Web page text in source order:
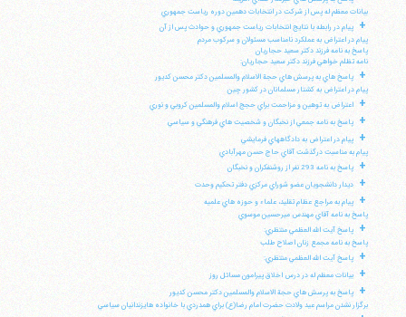
بيانات معظم له پس از شركت در انتخابات دهمين دوره رياست جمهوري
+
پيام در رابطه با نتايج انتخابات رياست جمهوري و حوادث پس از آن
پيام در اعتراض به عملكرد نامناسب مسئولان و سركوب مردم
پاسخ به نامه فرزند دكتر سعيد حجاريان
نامه تظلم خواهي فرزند دكتر سعيد حجاريان:
+
پاسخ هاي به پرسش هاي حجة الاسلام والمسلمين دكتر محسن كديور
پيام در اعتراض به كشتار مسلمانان در كشور چين
+ اعتراض به توهين و مزاحمت براي حجج اسلام والمسلمين كروبي و نوري
+ پاسخ به نامه جمعي از نخبگان و شخصيت هاي فرهنگي و سياسي
+
پيام در اعتراض به دادگاههاي فرمايشي
پيام به مناسبت درگذشت آقاي حاج حسن مهرآبادي
+ پاسخ به نامه 293 نفر از روشنفكران و نخبگان
+ ديدار دانشجويان عضو شوراي مركزي دفتر تحكيم وحدت
+
پيام به مراجع عظام تقليد، علماء و حوزه هاي علميه
پاسخ به نامه آقاي مهندس ميرحسين موسوي
+
پاسخ آيت الله العظمي منتظري:
پاسخ به نامه مجمع زنان اصلاح طلب
+ پاسخ آيت الله العظمي منتظري:
+ بيانات معظم له در درس اخلاق پيرامون مسائل روز
+
پاسخ به پرسش هاي حجة الاسلام والمسلمين دكتر محسن كديور
برگزار نشدن مراسم عيد ولادت حضرت امام رضا(ع) براي همدردي با خانواده هايزندانيان سياسي